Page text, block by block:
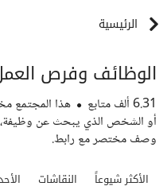
الرئيسية
الوظائف وفرص
6.31 ألف متابع
هذا المجتمع
أو الشخص الذي يبحث عن وظيفة،
وصف مختصر مع رابط.
الأكثر شيوعاً النقاشات